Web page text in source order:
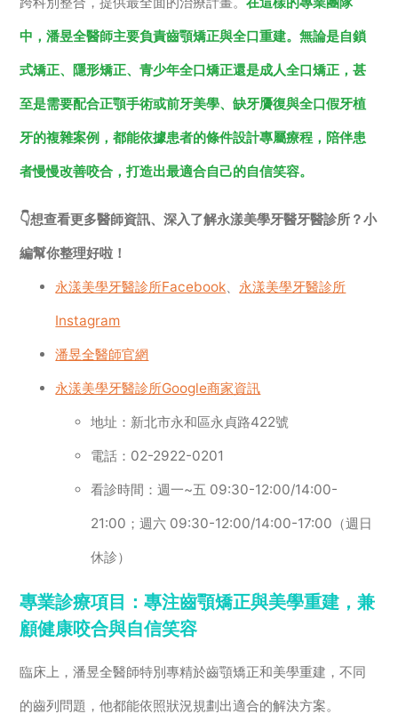
中，潘昱全醫師主要負責齒顎矯正與全口重建。無論是自鎖
式矯正、隱形矯正、青少年全口矯正還是成人全口矯正，甚
至是需要配合正顎手術或前牙美學、缺牙贗復與全口假牙植
牙的複雜案例，都能依據患者的條件設計專屬療程，陪伴患
者慢慢改善咬合，打造出最適合自己的自信笑容。
👇想查看更多醫師資訊、深入了解永漾美學牙醫牙醫診所？小
編幫你整理好啦！
永漾美學牙醫診所Facebook
永漾美學牙醫診所
Instagram
潘昱全醫師官網
永漾美學牙醫診所Google商家資訊
地址：新北市永和區永貞路422號
電話：02-2922-0201
看診時間：週一~五 09:30-12:00/14:00-
21:00；週六 09:30-12:00/14:00-17:00（週日
休診）
專業診療項目：專注齒顎矯正與美學重建，兼
顧健康咬合與自信笑容
臨床上，潘昱全醫師特別專精於齒顎矯正和美學重建，不同
的齒列問題，他都能依照狀況規劃出適合的解決方案。